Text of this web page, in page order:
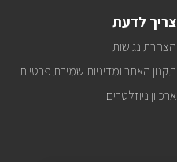
צריך לדעת
הצהרת נגישות
תקנון האתר ומדיניות שמירת פרטיות
ארכיון ניוזלטרים